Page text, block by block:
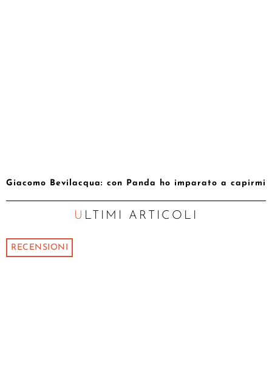
Giacomo Bevilacqua: con Panda ho imparato a capirmi
ULTIMI ARTICOLI
RECENSIONI